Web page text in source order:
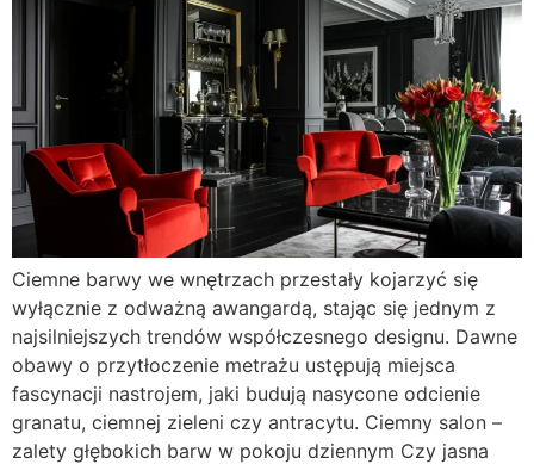
Ciemne barwy we wnętrzach przestały kojarzyć się
wyłącznie z odważną awangardą, stając się jednym z
najsilniejszych trendów współczesnego designu. Dawne
obawy o przytłoczenie metrażu ustępują miejsca
fascynacji nastrojem, jaki budują nasycone odcienie
granatu, ciemnej zieleni czy antracytu. Ciemny salon –
zalety głębokich barw w pokoju dziennym Czy jasna